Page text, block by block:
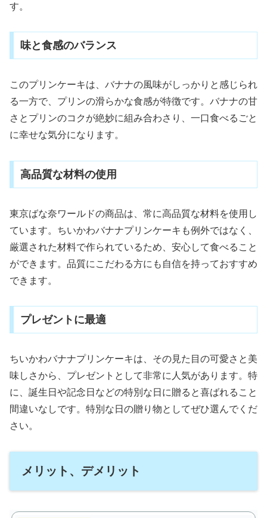
す。
味と食感のバランス
このプリンケーキは、バナナの風味がしっかりと感じられ
る一方で、プリンの滑らかな食感が特徴です。バナナの甘
さとプリンのコクが絶妙に組み合わさり、一口食べるごと
に幸せな気分になります。
高品質な材料の使用
東京ばな奈ワールドの商品は、常に高品質な材料を使用し
ています。ちいかわバナナプリンケーキも例外ではなく、
厳選された材料で作られているため、安心して食べること
ができます。品質にこだわる方にも自信を持っておすすめ
できます。
プレゼントに最適
ちいかわバナナプリンケーキは、その見た目の可愛さと美
味しさから、プレゼントとして非常に人気があります。特
に、誕生日や記念日などの特別な日に贈ると喜ばれること
間違いなしです。特別な日の贈り物としてぜひ選んでくだ
さい。
メリット、デメリット